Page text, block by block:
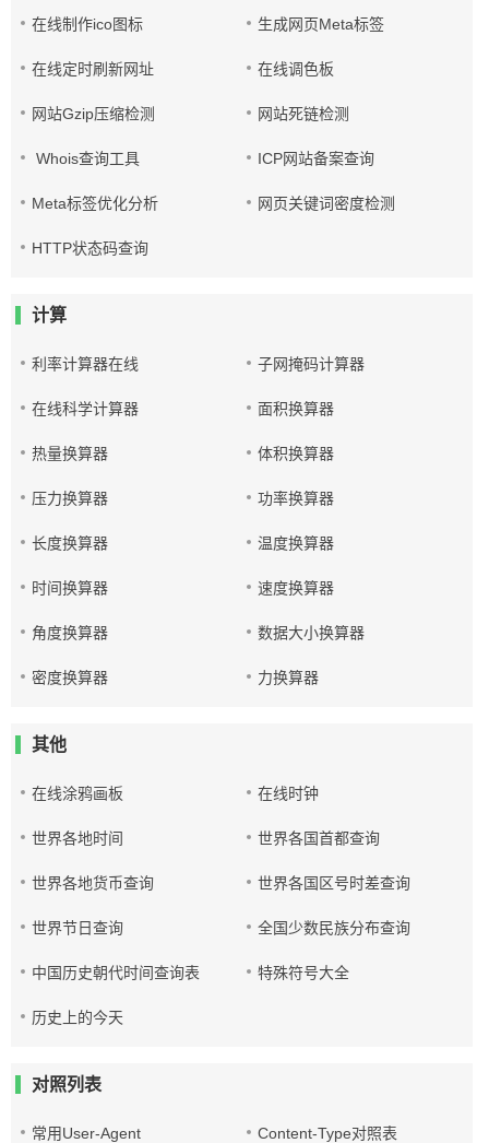
在线制作ico图标 生成网页Meta标签
在线定时刷新网址 在线调色板
网站Gzip压缩检测 网站死链检测
Whois查询工具 ICP网站备案查询
Meta标签优化分析 网页关键词密度检测
HTTP状态码查询
计算
利率计算器在线 子网掩码计算器
在线科学计算器 面积换算器
热量换算器 体积换算器
压力换算器 功率换算器
长度换算器 温度换算器
时间换算器 速度换算器
角度换算器 数据大小换算器
密度换算器 力换算器
其他
在线涂鸦画板 在线时钟
世界各地时间 世界各国首都查询
世界各地货币查询 世界各国区号时差查询
世界节日查询 全国少数民族分布查询
中国历史朝代时间查询表 特殊符号大全
历史上的今天
对照列表
常用User-Agent Content-Type对照表